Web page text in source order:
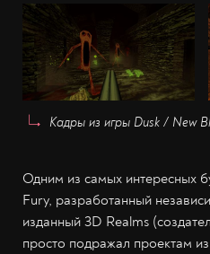
Кадры из игры Dusk / New
Одним из самых интересных
Fury, разработанный
изданный 3D Realms
просто подражал проектам